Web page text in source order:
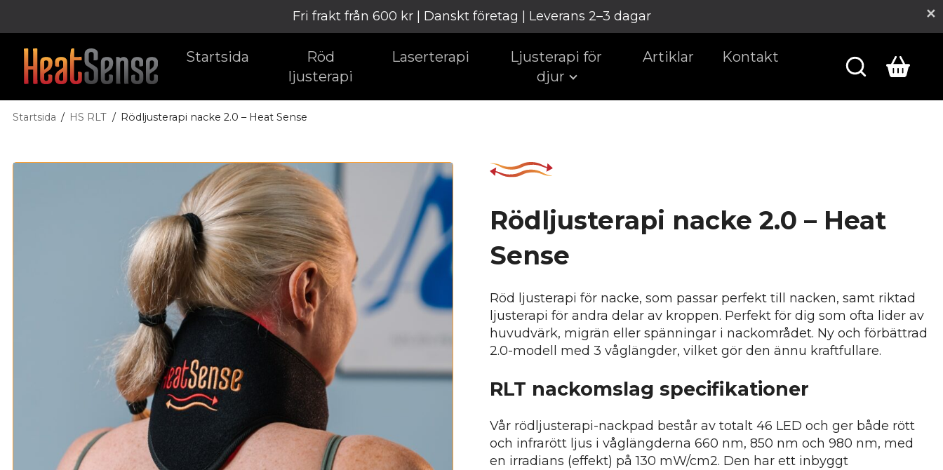
Fri frakt från 600 kr | Danskt företag | Leverans 2–3 dagar
Startsida
Röd
ljusterapi
Laserterapi
Ljusterapi för
djur
Artiklar Kontakt
Startsida HS RLT Rödljusterapi nacke 2.0 – Heat Sense
Rödljusterapi nacke 2.0 – Heat
Sense
Röd ljusterapi för nacke, som passar perfekt till nacken, samt riktad
ljusterapi för andra delar av kroppen. Perfekt för dig som ofta lider av
huvudvärk, migrän eller spänningar i nackområdet. Ny och förbättrad
2.0-modell med 3 våglängder, vilket gör den ännu kraftfullare.
RLT nackomslag specifikationer
Vår rödljusterapi-nackpad består av totalt 46 LED och ger både rött
och infrarött ljus i våglängderna 660 nm, 850 nm och 980 nm, med
en irradians (effekt) på 130 mW/cm2. Den har ett inbyggt